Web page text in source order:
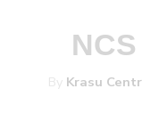
By Krasu